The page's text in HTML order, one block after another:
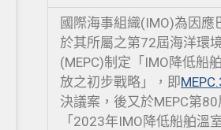
國際海事組織(IMO)為因應
於其所屬之第72屆海洋環
(MEPC)制定「IMO降低船
放之初步戰略」，即
決議案，後又於MEPC第
「2023年IMO降低船舶溫